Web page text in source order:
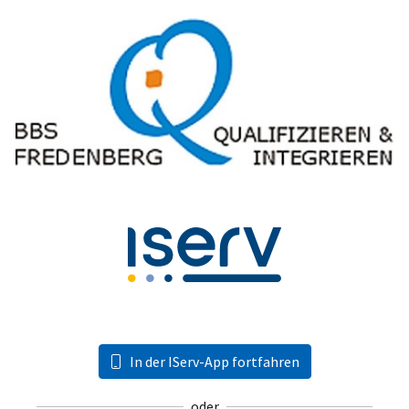
In der IServ-App fortfahren